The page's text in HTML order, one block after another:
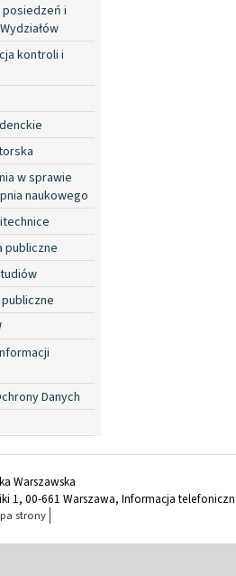
i
kontroli i
w sprawie
naukowego
publiczne
Danych
Warszawska
1, 00-661 Warszawa, Informacja
strony